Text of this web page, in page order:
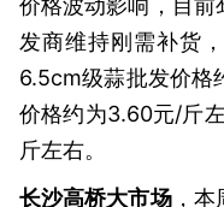
价格波动影响，目前
发商维持刚需补货
6.5cm级蒜批发价格
价格约为3.60元/斤
斤左右。
长沙高桥大市场，本